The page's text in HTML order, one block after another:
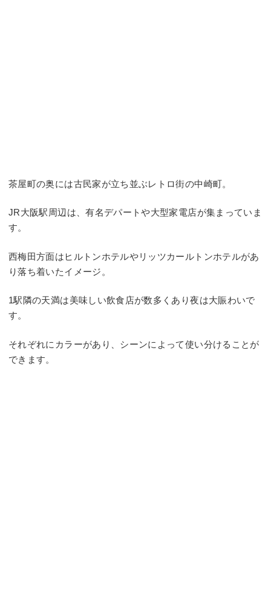
茶屋町の奥には古民家が立ち並ぶレトロ街の中崎町。
JR大阪駅周辺は、有名デパートや大型家電店が集まっていま
す。
西梅田方面はヒルトンホテルやリッツカールトンホテルがあ
り落ち着いたイメージ。
1駅隣の天満は美味しい飲食店が数多くあり夜は大賑わいで
す。
それぞれにカラーがあり、シーンによって使い分けることが
できます。